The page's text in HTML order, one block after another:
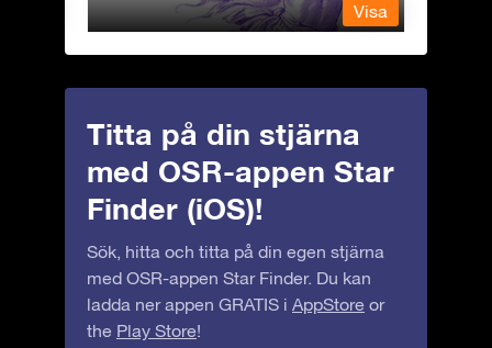
Visa
Titta på din stjärna
med OSR-appen Star
Finder (iOS)!
Sök, hitta och titta på din egen stjärna
med OSR-appen Star Finder. Du kan
ladda ner appen GRATIS i AppStore or
the Play Store!